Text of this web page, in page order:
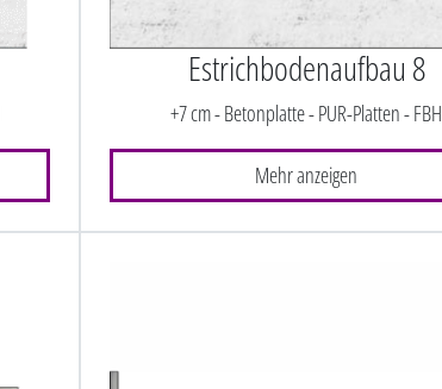
Estrichbodenaufbau 8
+7 cm - Betonplatte - PUR-Platten - FBH
Mehr anzeigen